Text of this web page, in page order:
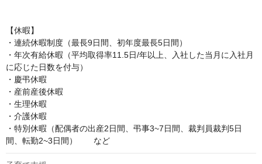
【休暇】
・連続休暇制度（最長9日間、初年度最長5日間）
・年次有給休暇（平均取得率11.5日/年以上、入社した当月に入社月
に応じた日数を付与）
・慶弔休暇
・産前産後休暇
・生理休暇
・介護休暇
・特別休暇（配偶者の出産2日間、弔事3~7日間、裁判員裁判5日
間、転勤2~3日間）　　など